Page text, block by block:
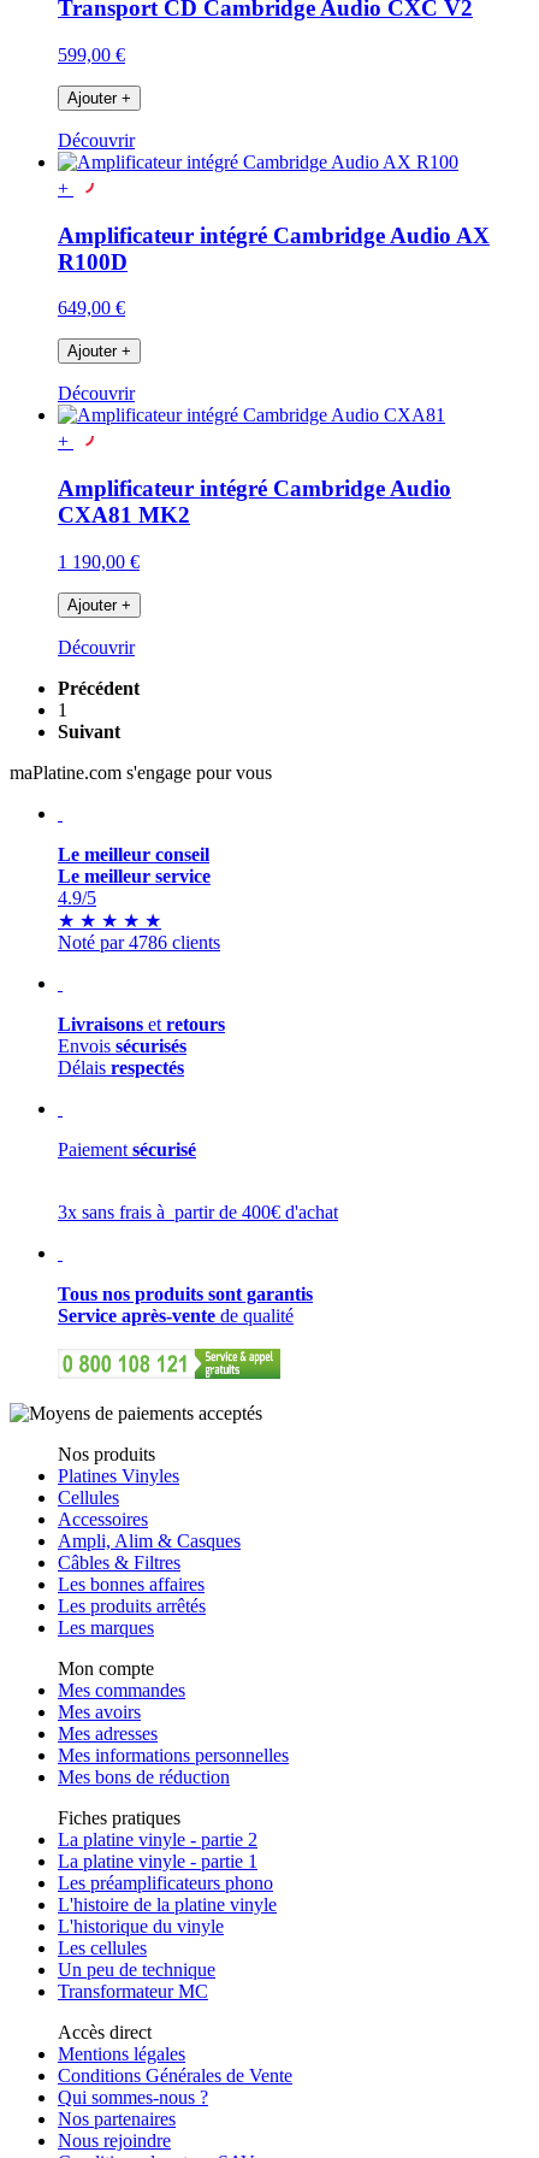
Transport CD Cambridge Audio CXC V2
599,00 €
Ajouter +
Découvrir
+
Amplificateur intégré Cambridge Audio AX
R100D
649,00 €
Ajouter +
Découvrir
+
Amplificateur intégré Cambridge Audio
CXA81 MK2
1 190,00 €
Ajouter +
Découvrir
Précédent
1
Suivant
maPlatine.com s'engage pour vous
Le meilleur conseil
Le meilleur service
4.9/5
★ ★ ★ ★ ★
Noté par 4786 clients
Livraisons et retours
Envois sécurisés
Délais respectés
Paiement sécurisé
3x sans frais à partir de 400€ d'achat
Tous nos produits sont garantis
Service après-vente de qualité
Nos produits
Platines Vinyles
Cellules
Accessoires
Ampli, Alim & Casques
Câbles & Filtres
Les bonnes affaires
Les produits arrêtés
Les marques
Mon compte
Mes commandes
Mes avoirs
Mes adresses
Mes informations personnelles
Mes bons de réduction
Fiches pratiques
La platine vinyle - partie 2
La platine vinyle - partie 1
Les préamplificateurs phono
L'histoire de la platine vinyle
L'historique du vinyle
Les cellules
Un peu de technique
Transformateur MC
Accès direct
Mentions légales
Conditions Générales de Vente
Qui sommes-nous ?
Nos partenaires
Nous rejoindre